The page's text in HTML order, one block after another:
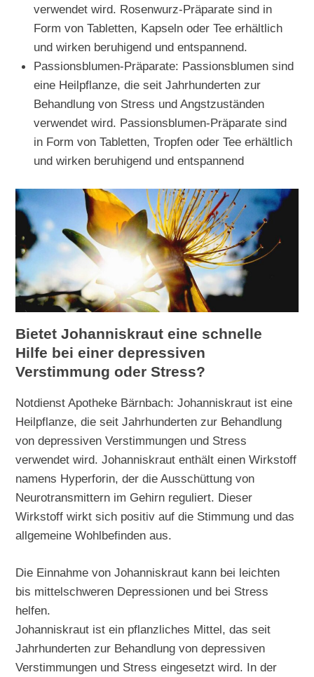
verwendet wird. Rosenwurz-Präparate sind in
Form von Tabletten, Kapseln oder Tee erhältlich
und wirken beruhigend und entspannend.
Passionsblumen-Präparate: Passionsblumen sind
eine Heilpflanze, die seit Jahrhunderten zur
Behandlung von Stress und Angstzuständen
verwendet wird. Passionsblumen-Präparate sind
in Form von Tabletten, Tropfen oder Tee erhältlich
und wirken beruhigend und entspannend
Bietet Johanniskraut eine schnelle
Hilfe bei einer depressiven
Verstimmung oder Stress?
Notdienst Apotheke Bärnbach: Johanniskraut ist eine
Heilpflanze, die seit Jahrhunderten zur Behandlung
von depressiven Verstimmungen und Stress
verwendet wird. Johanniskraut enthält einen Wirkstoff
namens Hyperforin, der die Ausschüttung von
Neurotransmittern im Gehirn reguliert. Dieser
Wirkstoff wirkt sich positiv auf die Stimmung und das
allgemeine Wohlbefinden aus.
Die Einnahme von Johanniskraut kann bei leichten
bis mittelschweren Depressionen und bei Stress
helfen.
Johanniskraut ist ein pflanzliches Mittel, das seit
Jahrhunderten zur Behandlung von depressiven
Verstimmungen und Stress eingesetzt wird. In der